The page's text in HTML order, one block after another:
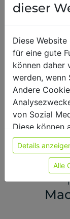
Einer
Markt!
stärker
dieser
Diese
für eine gute
können daher
werden, wenn
Andere
von Sozial
Diese können
sie unsere
Einwilligung
Weitere
Details
Alle